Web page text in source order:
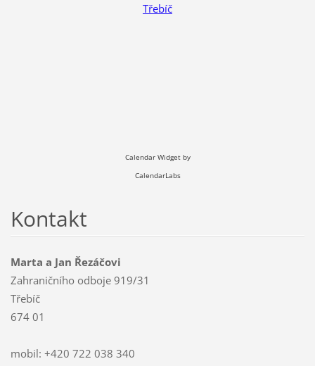
Třebíč
Calendar Widget by
CalendarLabs
Kontakt
Marta a Jan Řezáčovi
Zahraničního odboje 919/31
Třebíč
674 01
mobil: +420 722 038 340